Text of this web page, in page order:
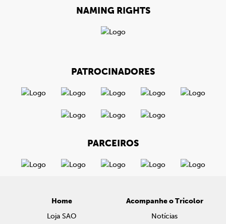
NAMING RIGHTS
PATROCINADORES
PARCEIROS
Home
Loja SAO
Acompanhe o Tricolor
Notícias